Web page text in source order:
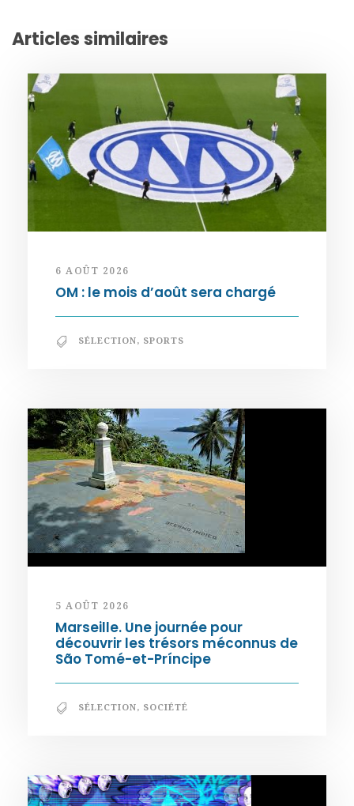
Articles similaires
6 AOÛT 2026
OM : le mois d’août sera chargé
SÉLECTION, SPORTS
5 AOÛT 2026
Marseille. Une journée pour
découvrir les trésors méconnus de
São Tomé-et-Príncipe
SÉLECTION, SOCIÉTÉ